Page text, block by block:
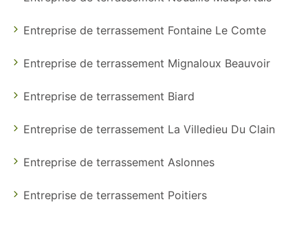
Entreprise de terrassement Fontaine Le Comte
Entreprise de terrassement Mignaloux Beauvoir
Entreprise de terrassement Biard
Entreprise de terrassement La Villedieu Du Clain
Entreprise de terrassement Aslonnes
Entreprise de terrassement Poitiers